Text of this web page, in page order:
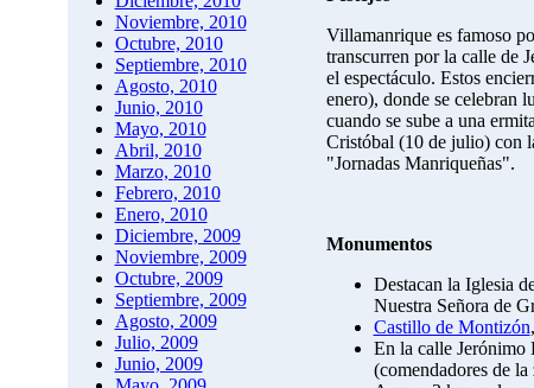
Noviembre, 2010
Octubre, 2010
Septiembre, 2010
Agosto, 2010
Junio, 2010
Mayo, 2010
Abril, 2010
Marzo, 2010
Febrero, 2010
Enero, 2010
Diciembre, 2009
Noviembre, 2009
Octubre, 2009
Septiembre, 2009
Agosto, 2009
Julio, 2009
Junio, 2009
Villamanrique es famoso
transcurren por la calle de
el espectáculo. Estos
enero), donde se celebran
cuando se sube a una
Cristóbal (10 de julio) con
"Jornadas Manriqueñas".
Monumentos
Destacan la Iglesia
Nuestra Señora de
Castillo de Montizón
En la calle Jerónimo
(comendadores de